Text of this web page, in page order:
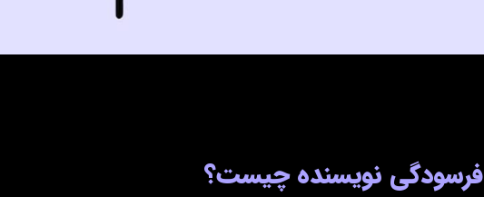
فرسودگی نویسنده چیست؟